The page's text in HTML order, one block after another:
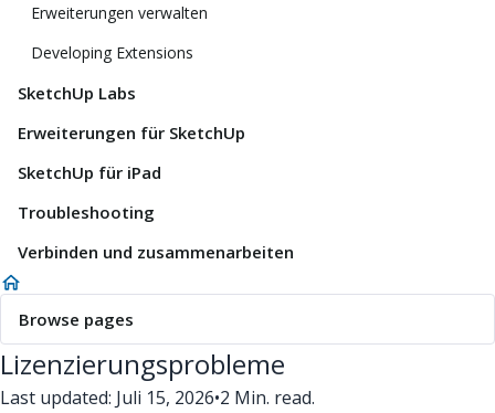
Erweiterungen verwalten
Developing Extensions
SketchUp Labs
Erweiterungen für SketchUp
SketchUp für iPad
Troubleshooting
Verbinden und zusammenarbeiten
Browse pages
Lizenzierungsprobleme
Last updated: Juli 15, 2026•2 Min. read.